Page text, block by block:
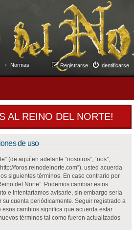
Normas Identificarse
Registrarse
AL REINO DEL NORTE!
de uso
(de aquí en adelante “nosotros”, “nos”,
foros.reinodelnorte.com”), usted acuerda
siguientes términos. En caso contrario por
del Norte”. Podemos cambiar estos
e intentaríamos avisarle, sin embargo sería
su cuenta periódicamente. Seguir registrado a
esos cambios significa que acuerda estar
términos tal como fueron actualizados